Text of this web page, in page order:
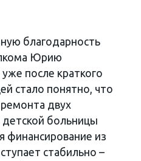
благодарность
Юрию
после краткого
стало понятно, что
двух
больницы
финансирование из
стабильно –